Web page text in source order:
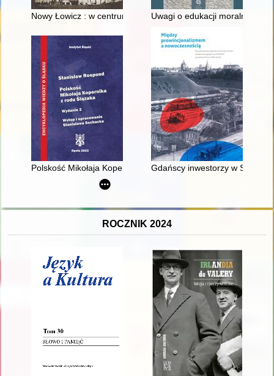
Nowy Łowicz : w centrum poligonu drawskiego od
Uwagi o edukacji moralnej
Polskość Mikołaja Kopernika z rodu Ślązaka
Gdańscy inwestorzy w
ROCZNIK 2024